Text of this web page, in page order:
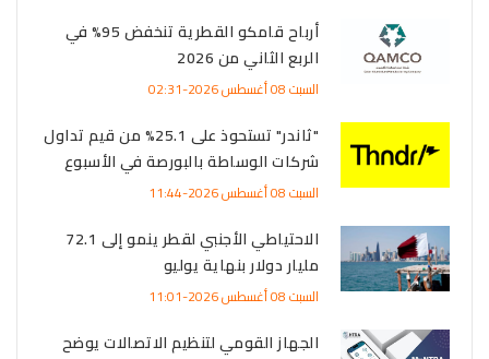
أرباح قامكو القطرية تنخفض 95% في
الربع الثاني من 2026
السبت 08 أغسطس 2026-02:31
"ثاندر" تستحوذ على 25.1% من قيم تداول
شركات الوساطة بالبورصة في الأسبوع
السبت 08 أغسطس 2026-11:44
الاحتياطي الأجنبي لقطر ينمو إلى 72.1
مليار دولار بنهاية يوليو
السبت 08 أغسطس 2026-11:01
الجهاز القومي لتنظيم الاتصالات يوضح